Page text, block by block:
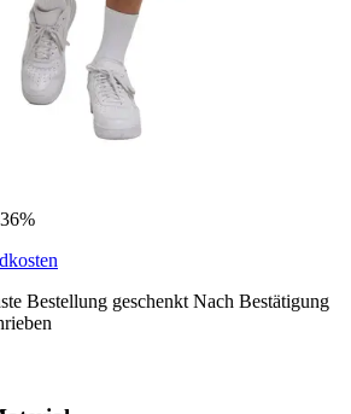
Bestellung geschenkt Nach Bestätigung